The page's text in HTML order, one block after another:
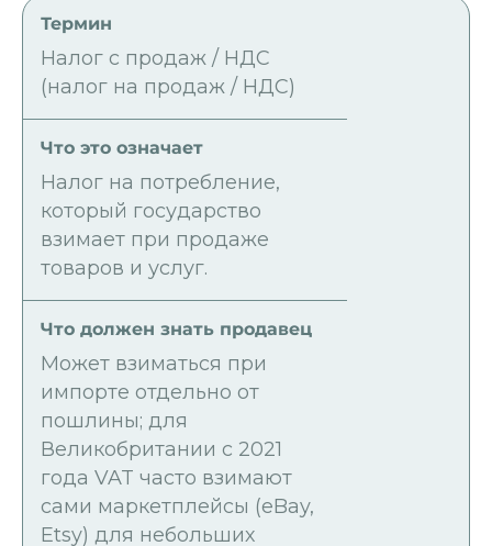
Налог с продаж / НДС
(налог на продаж / НДС)
Налог на потребление,
который государство
взимает при продаже
товаров и услуг.
Может взиматься при
импорте отдельно от
пошлины; для
Великобритании с 2021
года VAT часто взимают
сами маркетплейсы (eBay,
Etsy) для небольших